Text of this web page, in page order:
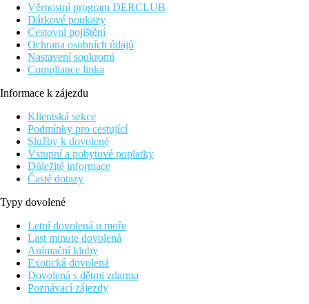
Věrnostní program DERCLUB
Dárkové poukazy
Cestovní pojištění
Ochrana osobních údajů
Nastavení soukromí
Compliance linka
Informace k zájezdu
Klientská sekce
Podmínky pro cestující
Služby k dovolené
Vstupní a pobytové poplatky
Důležité informace
Časté dotazy
Typy dovolené
Letní dovolená u moře
Last minute dovolená
Animační kluby
Exotická dovolená
Dovolená s dětmi zdarma
Poznávací zájezdy